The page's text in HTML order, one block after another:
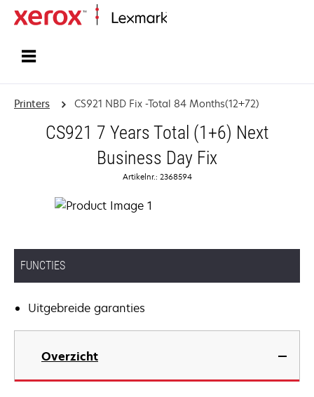
Printers CS921 NBD Fix -Total 84 Months(12+72)
CS921 7 Years Total (1+6) Next
Business Day Fix
Artikelnr.: 2368594
FUNCTIES
Uitgebreide garanties
Overzicht